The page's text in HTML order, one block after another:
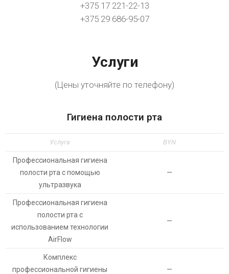
+375 17 221-22-13
+375 29 686-95-07
Услуги
(Цены уточняйте по телефону)
Гигиена полости рта
Услуга BYN
Профессиональная гигиена
полости рта с помощью
ультразвука
—
Профессиональная гигиена
полости рта с
использованием технологии
AirFlow
—
Комплекс
профессиональной гигиены
—